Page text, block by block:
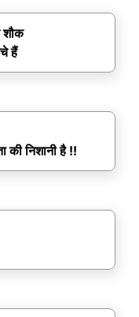
शौक
हैं
की निशानी है !!